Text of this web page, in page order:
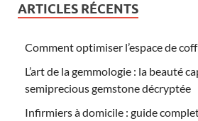
ARTICLES RÉCENTS
Comment optimiser l’espace de
L’art de la gemmologie : la beauté
semiprecious gemstone décryptée
Infirmiers à domicile : guide